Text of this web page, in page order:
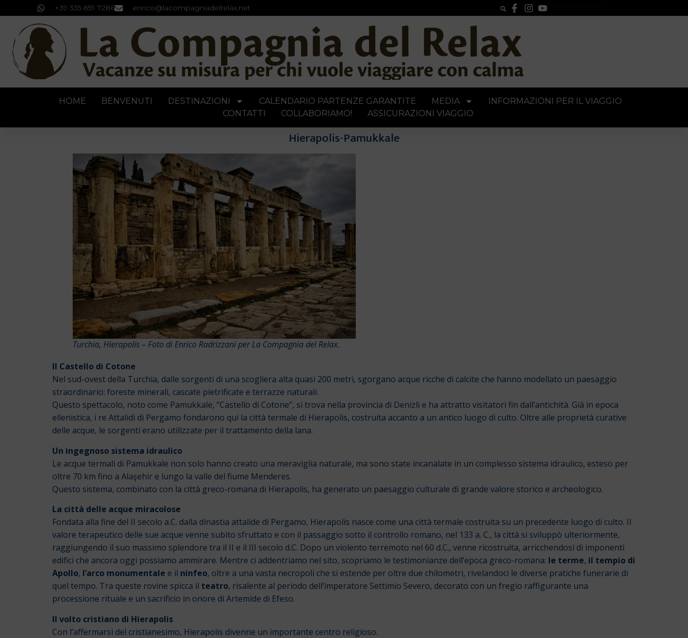
+39 335 659 7286 enrico@lacompagniadelrelax.net
HOME BENVENUTI DESTINAZIONI CALENDARIO PARTENZE GARANTITE MEDIA
INFORMAZIONI PER IL VIAGGIO
CONTATTI
COLLABORIAMO! ASSICURAZIONI VIAGGIO
Hierapolis-Pamukkale
Turchia, Hierapolis – Foto di Enrico Radrizzani per La Compagnia del Relax.
Il Castello di Cotone
Nel sud-ovest della Turchia, dalle sorgenti di una scogliera alta quasi 200 metri, sgorgano acque ricche di calcite che hanno modellato un paesaggio
straordinario: foreste minerali, cascate pietrificate e terrazze naturali.
Questo spettacolo, noto come Pamukkale, “Castello di Cotone”, si trova nella provincia di Denizli e ha attratto visitatori fin dall’antichità. Già in epoca
ellenistica, i re Attalidi di Pergamo fondarono qui la città termale di Hierapolis, costruita accanto a un antico luogo di culto. Oltre alle proprietà curative
delle acque, le sorgenti erano utilizzate per il trattamento della lana.
Un ingegnoso sistema idraulico
Le acque termali di Pamukkale non solo hanno creato una meraviglia naturale, ma sono state incanalate in un complesso sistema idraulico, esteso per
oltre 70 km fino a Alaşehir e lungo la valle del fiume Menderes.
Questo sistema, combinato con la città greco-romana di Hierapolis, ha generato un paesaggio culturale di grande valore storico e archeologico.
La città delle acque miracolose
Fondata alla fine del II secolo a.C. dalla dinastia attalide di Pergamo, Hierapolis nasce come una città termale costruita su un precedente luogo di culto. Il
valore terapeutico delle sue acque venne subito sfruttato e con il passaggio sotto il controllo romano, nel 133 a. C., la città si sviluppò ulteriormente,
raggiungendo il suo massimo splendore tra il II e il III secolo d.C. Dopo un violento terremoto nel 60 d.C., venne ricostruita, arricchendosi di imponenti
edifici che ancora oggi possiamo ammirare. Mentre ci addentriamo nel sito, scopriamo le testimonianze dell’epoca greco-romana: le terme, il tempio di
Apollo, l’arco monumentale e il ninfeo, oltre a una vasta necropoli che si estende per oltre due chilometri, rivelandoci le diverse pratiche funerarie di
quel tempo. Tra queste rovine spicca il teatro, risalente al periodo dell’imperatore Settimio Severo, decorato con un fregio raffigurante una
processione rituale e un sacrificio in onore di Artemide di Efeso.
Il volto cristiano di Hierapolis
Con l’affermarsi del cristianesimo, Hierapolis divenne un importante centro religioso.